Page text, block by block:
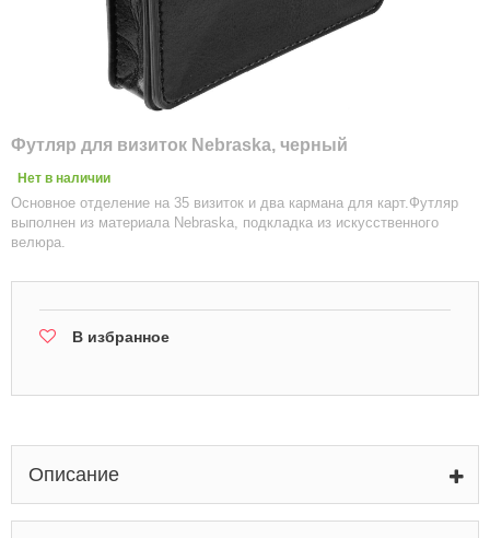
Футляр для визиток Nebraska, черный
Нет в наличии
Основное отделение на 35 визиток и два кармана для карт.Футляр
выполнен из материала Nebraska, подкладка из искусственного
велюра.
В избранное
Описание